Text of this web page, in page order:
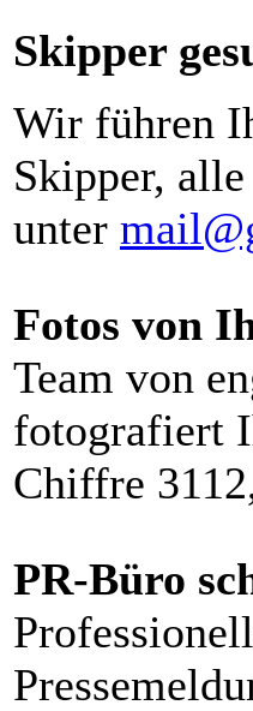
Skipper
Wir führen
Skipper,
unter
Fotos von
Team von
fotografiert
Chiffre
PR-Büro